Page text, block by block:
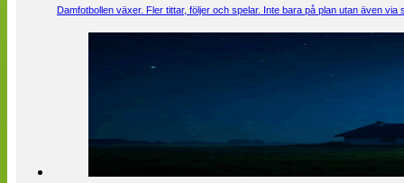
Damfotbollen växer. Fler tittar, följer och spelar. Inte bara på plan utan även